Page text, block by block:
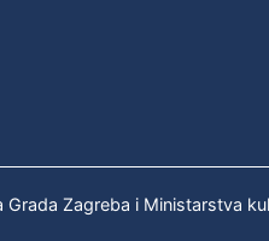
Zagreba i Ministarstva